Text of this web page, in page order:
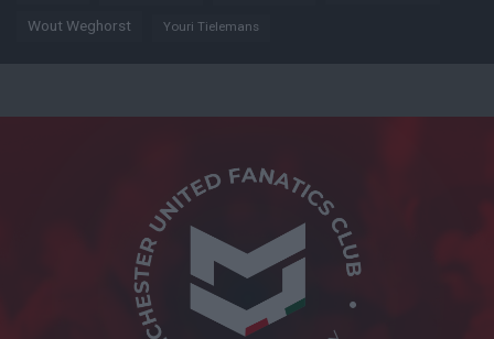
Wout Weghorst Youri Tielemans